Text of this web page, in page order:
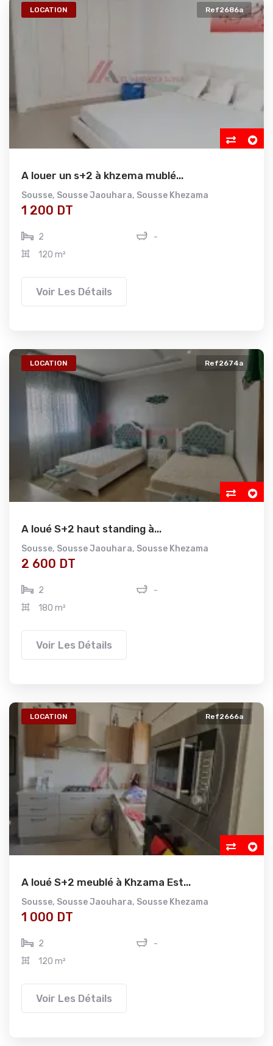
LOCATION Ref2686a
A louer un s+2 à khzema mublé...
Sousse, Sousse Jaouhara, Sousse Khezama
1 200 DT
2
-
120 m²
Voir Les Détails
LOCATION Ref2674a
A loué S+2 haut standing à...
Sousse, Sousse Jaouhara, Sousse Khezama
2 600 DT
2
-
180 m²
Voir Les Détails
LOCATION Ref2666a
A loué S+2 meublé à Khzama Est...
Sousse, Sousse Jaouhara, Sousse Khezama
1 000 DT
2
-
120 m²
Voir Les Détails